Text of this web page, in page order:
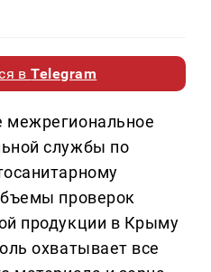
вTelegram
межрегиональное
службы по
проверок
продукции в Крыму
охватывает все